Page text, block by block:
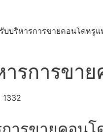
บบริหารการขายคอนโดหรู
รการขา
1332